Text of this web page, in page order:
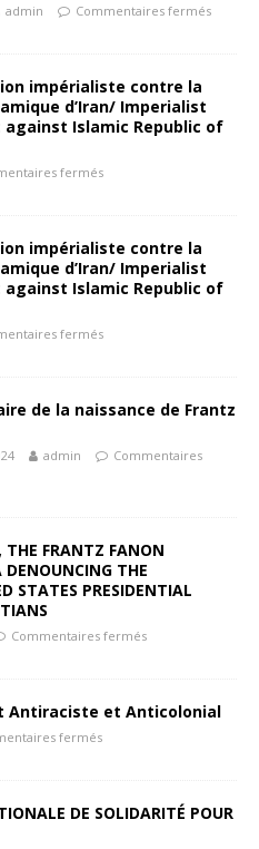
admin Commentaires fermés
impérialiste contre la
d’Iran/ Imperialist
Islamic Republic of
fermés
impérialiste contre la
d’Iran/ Imperialist
Islamic Republic of
fermés
de la naissance de Frantz
admin
Commentaires
FRANTZ FANON
THE
STATES PRESIDENTIAL
Commentaires fermés
Antiraciste et Anticolonial
fermés
DE SOLIDARITÉ POUR